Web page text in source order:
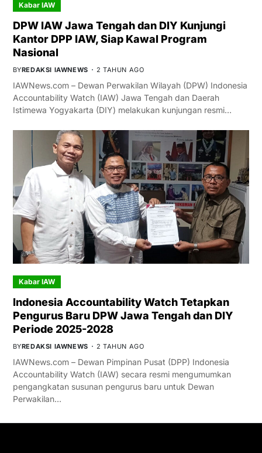
Kabar IAW
DPW IAW Jawa Tengah dan DIY Kunjungi
Kantor DPP IAW, Siap Kawal Program
Nasional
BYREDAKSI IAWNEWS 2 TAHUN AGO
IAWNews.com – Dewan Perwakilan Wilayah (DPW) Indonesia
Accountability Watch (IAW) Jawa Tengah dan Daerah
Istimewa Yogyakarta (DIY) melakukan kunjungan resmi…
Kabar IAW
Indonesia Accountability Watch Tetapkan
Pengurus Baru DPW Jawa Tengah dan DIY
Periode 2025-2028
BYREDAKSI IAWNEWS 2 TAHUN AGO
IAWNews.com – Dewan Pimpinan Pusat (DPP) Indonesia
Accountability Watch (IAW) secara resmi mengumumkan
pengangkatan susunan pengurus baru untuk Dewan
Perwakilan…